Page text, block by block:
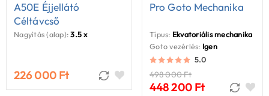
A50E Éjjellátó
Céltávcső
Nagyítás (alap): 3.5 x
226 000 Ft
Pro Goto Mechanika
Típus: Ekvatoriális mechanika
Goto vezérlés: Igen
5.0
498 000 Ft
448 200 Ft